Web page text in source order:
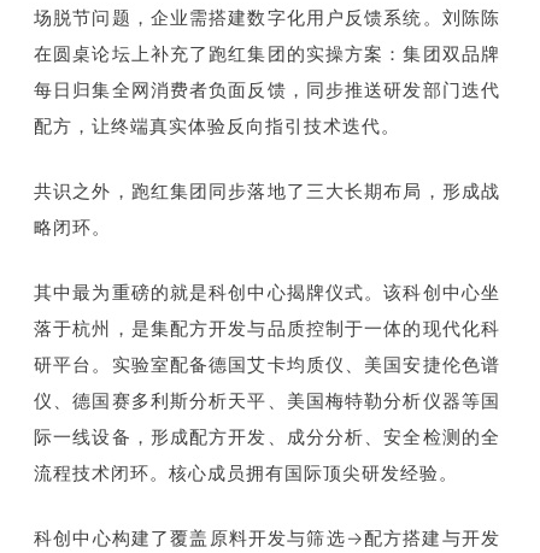
场脱节问题，企业需搭建数字化用户反馈系统。刘陈陈
在圆桌论坛上补充了跑红集团的实操方案：集团双品牌
每日归集全网消费者负面反馈，同步推送研发部门迭代
配方，让终端真实体验反向指引技术迭代。
共识之外，跑红集团同步落地了三大长期布局，形成战
略闭环。
其中最为重磅的就是科创中心揭牌仪式。该科创中心坐
落于杭州，是集配方开发与品质控制于一体的现代化科
研平台。实验室配备德国艾卡均质仪、美国安捷伦色谱
仪、德国赛多利斯分析天平、美国梅特勒分析仪器等国
际一线设备，形成配方开发、成分分析、安全检测的全
流程技术闭环。核心成员拥有国际顶尖研发经验。
科创中心构建了覆盖原料开发与筛选→配方搭建与开发